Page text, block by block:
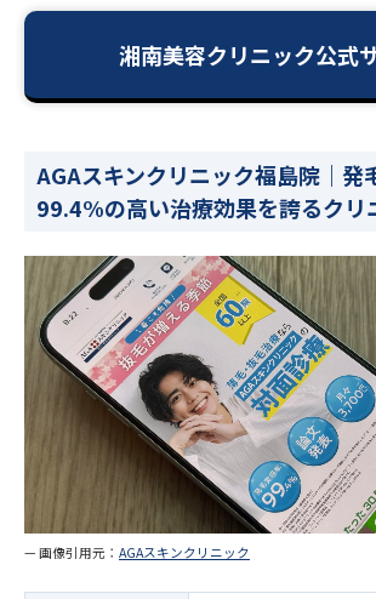
湘南美容クリニック公式
AGAスキンクリニック福島院｜発
99.4%の高い治療効果を誇るクリ
— 画像引用元： AGAスキンクリニック